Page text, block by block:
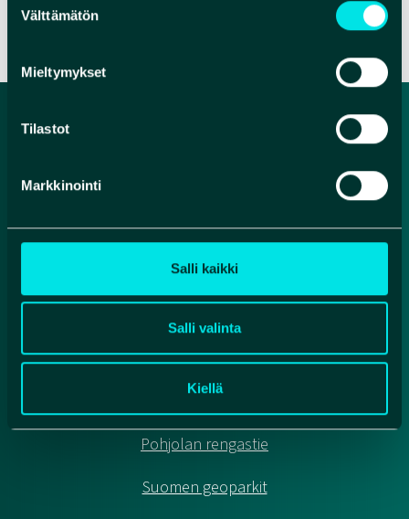
valinta
Välttämätön
Mieltymykset
Tilastot
Markkinointi
Salli kaikki
Salli valinta
Kiellä
VERKKOSIVUT
METSÄHALLITUKSEN
RETKEILYNEUVONTA
Rokuan kansallispuisto, Oulujärven retkeilyalue,
Liimanninkoski
Pohjolan rengastie
Suomen geoparkit